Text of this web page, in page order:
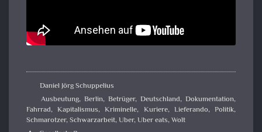
Daniel Jörg Schuppelius
Ausbeutung, Berlin, Betrüger, Deutschland, Dokumentation,
Fahrrad,Kapitalismus,Kriminelle, Kuriere, Lieferando,Politik,
Schmarotzer,Schwarzarbeit,Uber,Uber eats,Wolt